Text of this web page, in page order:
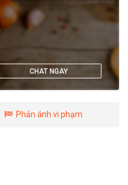
CHAT NGAY
Phản ánh vi phạm